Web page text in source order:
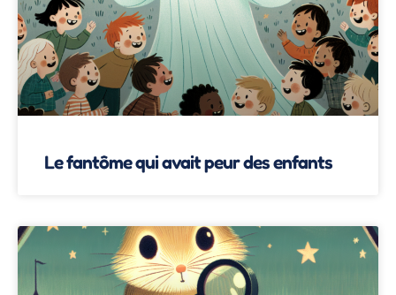
Le fantôme qui avait peur des enfants